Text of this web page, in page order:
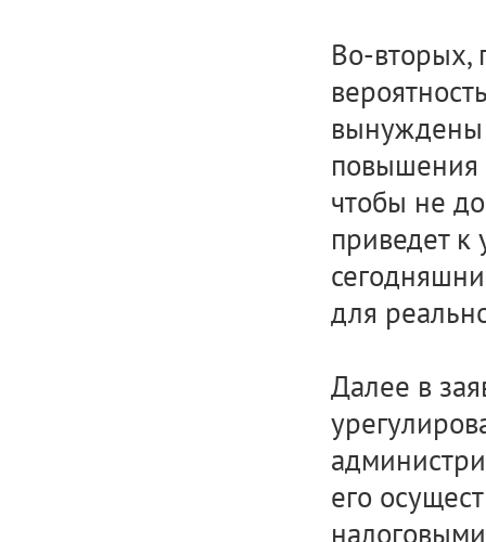
Во-вторых,
вынуждены
повышения
чтобы не
приведет к
для
Далее в
его